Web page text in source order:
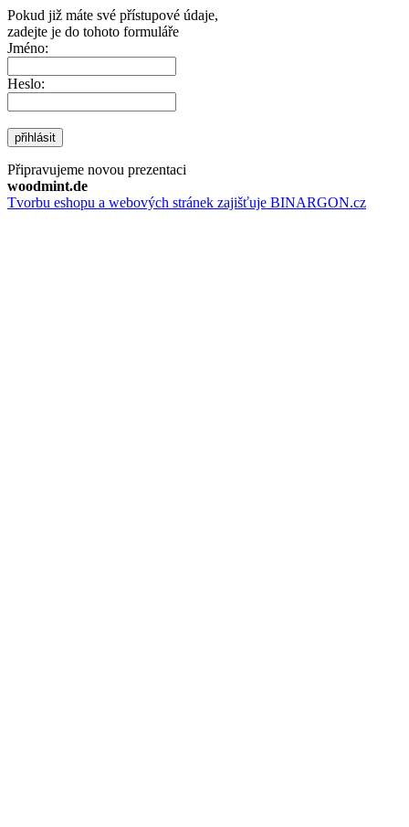
Pokud již máte své přístupové údaje,
zadejte je do tohoto formuláře
Jméno:
Heslo:
přihlásit
Připravujeme novou prezentaci
woodmint.de
Tvorbu eshopu a webových stránek zajišťuje BINARGON.cz